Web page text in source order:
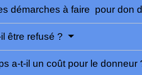
démarches à faire pour don
être refusé ?
a-t-il un coût pour le donneur